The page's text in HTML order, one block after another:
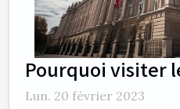
Pourquoi visiter
Lun. 20 février 2023